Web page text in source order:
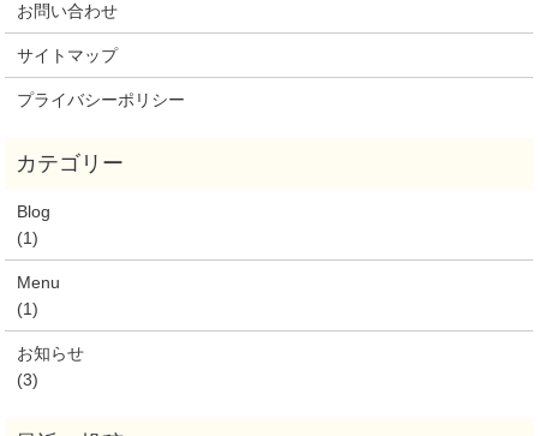
お問い合わせ
サイトマップ
プライバシーポリシー
Blog
(1)
Menu
(1)
お知らせ
(3)